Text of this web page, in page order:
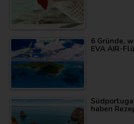
6 Gründe,
EVA AIR-
haben